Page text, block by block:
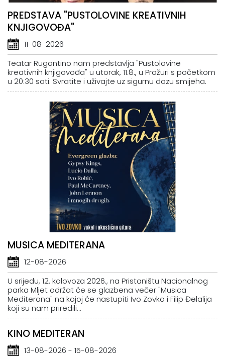
PREDSTAVA "PUSTOLOVINE KREATIVNIH
KNJIGOVOĐA"
11-08-2026
Teatar Rugantino nam predstavlja "Pustolovine
kreativnih knjigovođa" u utorak, 11.8., u Prožuri s početkom
u 20:30 sati. Svratite i uživajte uz sigurnu dozu smijeha.
MUSICA MEDITERANA
12-08-2026
U srijedu, 12. kolovoza 2026., na Pristaništu Nacionalnog
parka Mljet održat će se glazbena večer "Musica
Mediterana" na kojoj će nastupiti Ivo Zovko i Filip Đelalija
koji su nam priredili...
KINO MEDITERAN
13-08-2026 - 15-08-2026